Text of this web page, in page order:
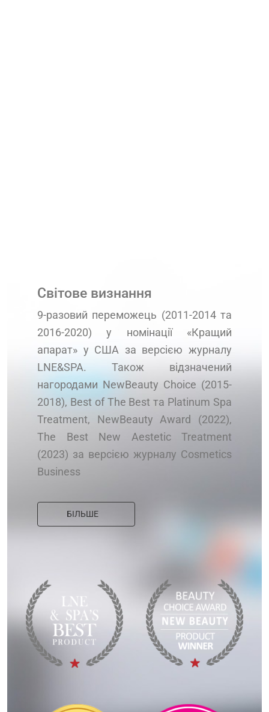
Світове визнання
9-разовий переможець (2011-2014 та
2016-2020) у номінації «Кращий
апарат» у США за версією журналу
LNE&SPA. Також відзначений
нагородами NewBeauty Choice (2015-
2018), Best of The Best та Platinum Spa
Treatment, NewBeauty Award (2022),
The Best New Aestetic Treatment
(2023) за версією журналу Cosmetics
Business
БІЛЬШЕ